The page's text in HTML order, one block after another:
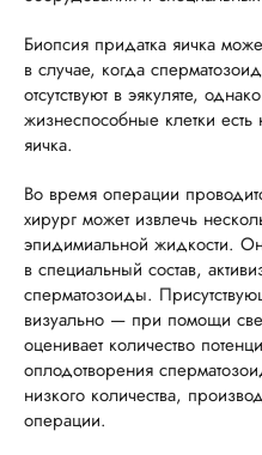
Биопсия придатка яичка
в случае, когда
отсутствуют в эякуляте,
жизнеспособные клетки
яичка.
Во время операции
хирург может извлечь
эпидимиальной жидкости.
в специальный состав,
сперматозоиды.
визуально — при помощи
оценивает количество
оплодотворения
низкого количества,
операции.